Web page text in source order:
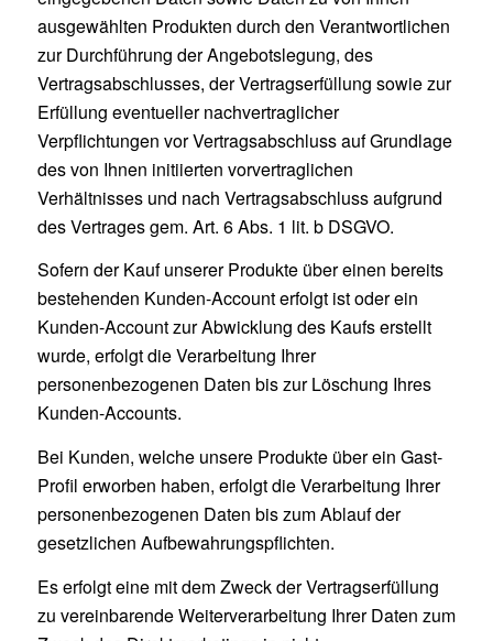
ausgewählten Produkten durch den Verantwortlichen
zur Durchführung der Angebotslegung, des
Vertragsabschlusses, der Vertragserfüllung sowie zur
Erfüllung eventueller nachvertraglicher
Verpflichtungen vor Vertragsabschluss auf Grundlage
des von Ihnen initiierten vorvertraglichen
Verhältnisses und nach Vertragsabschluss aufgrund
des Vertrages gem. Art. 6 Abs. 1 lit. b DSGVO.
Sofern der Kauf unserer Produkte über einen bereits
bestehenden Kunden-Account erfolgt ist oder ein
Kunden-Account zur Abwicklung des Kaufs erstellt
wurde, erfolgt die Verarbeitung Ihrer
personenbezogenen Daten bis zur Löschung Ihres
Kunden-Accounts.
Bei Kunden, welche unsere Produkte über ein Gast-
Profil erworben haben, erfolgt die Verarbeitung Ihrer
personenbezogenen Daten bis zum Ablauf der
gesetzlichen Aufbewahrungspflichten.
Es erfolgt eine mit dem Zweck der Vertragserfüllung
zu vereinbarende Weiterverarbeitung Ihrer Daten zum